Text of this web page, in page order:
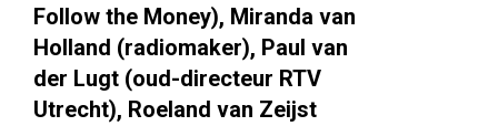
Follow the Money), Miranda van
Holland (radiomaker), Paul van
der Lugt (oud-directeur RTV
Utrecht), Roeland van Zeijst